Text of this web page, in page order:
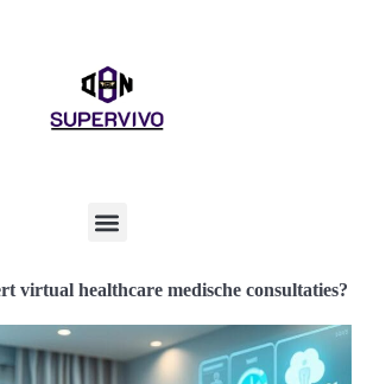
virtual healthcare medische consultaties?